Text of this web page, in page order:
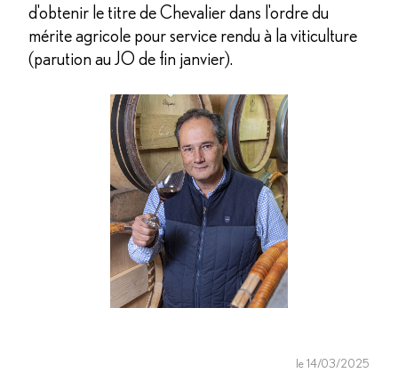
d'obtenir le titre de Chevalier dans l'ordre du
mérite agricole pour service rendu à la viticulture
(parution au JO de fin janvier).
le 14/03/2025